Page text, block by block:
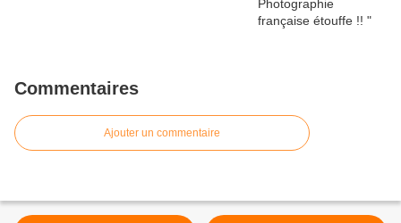
Commentaires
Ajouter un commentaire